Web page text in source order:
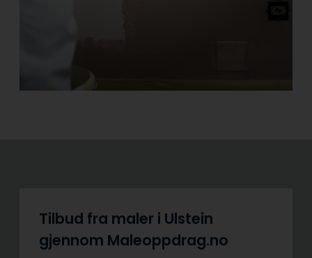
Tilbud fra maler i Ulstein
gjennom Maleoppdrag.no